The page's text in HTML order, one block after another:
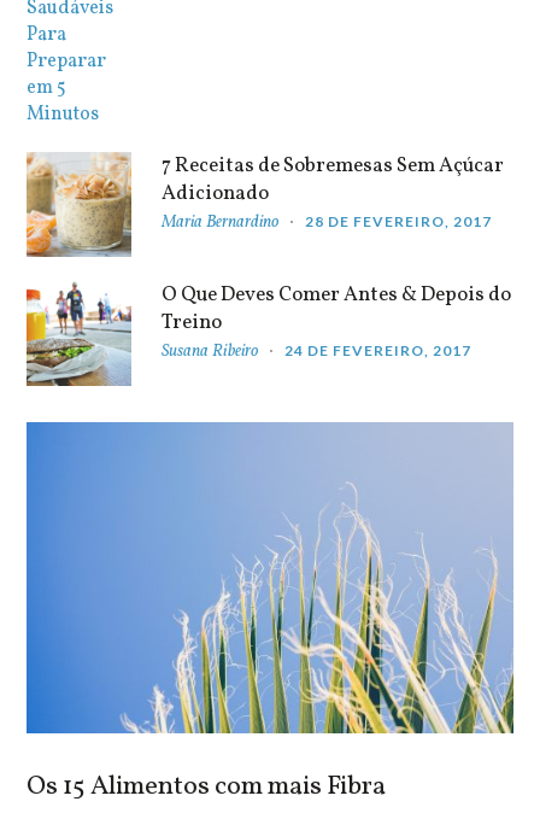
7 Receitas de Sobremesas Sem Açúcar
Adicionado
Maria Bernardino 28 DE FEVEREIRO, 2017
O Que Deves Comer Antes & Depois do
Treino
Susana Ribeiro 24 DE FEVEREIRO, 2017
Os 15 Alimentos com mais Fibra